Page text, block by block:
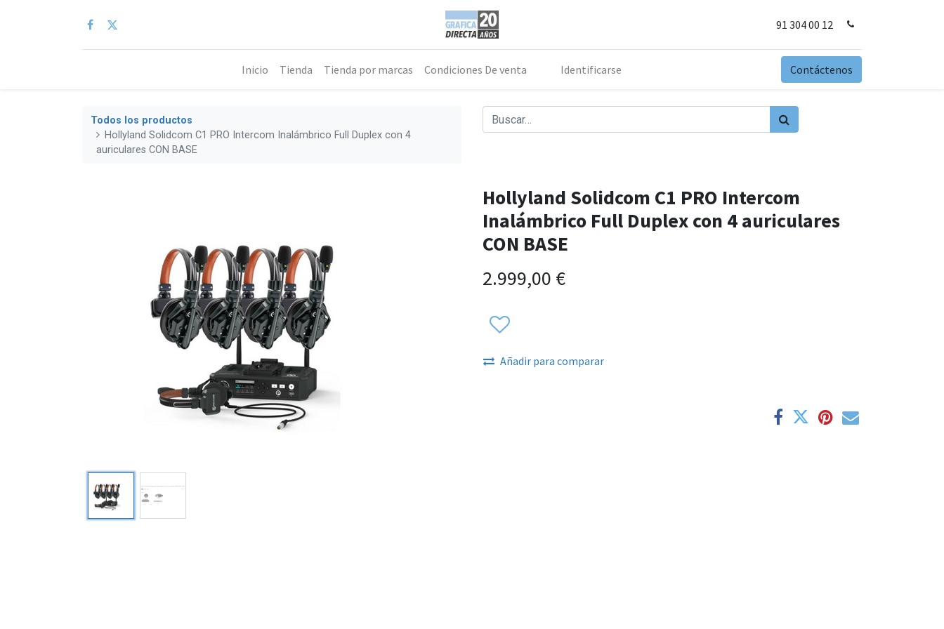
91 304 00 12
Inicio Tienda Tienda por marcas Condiciones De venta Identificarse Contáctenos
Todos los productos
Hollyland Solidcom C1 PRO Intercom Inalámbrico Full Duplex con 4
auriculares CON BASE
Hollyland Solidcom C1 PRO Intercom
Inalámbrico Full Duplex con 4 auriculares
CON BASE
2.999,00 €
Añadir para comparar